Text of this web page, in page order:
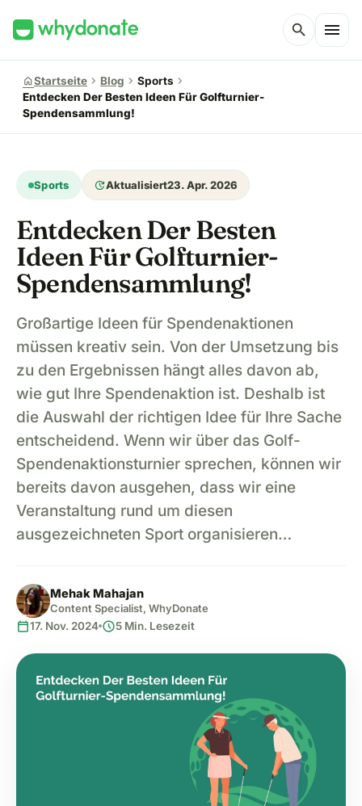
search menu
homeStartseite chevron_right Blog chevron_right Sports chevron_right
Entdecken Der Besten Ideen Für Golfturnier-
Spendensammlung!
Sports updateAktualisiert23. Apr. 2026
Entdecken Der Besten
Ideen Für Golfturnier-
Spendensammlung!
Großartige Ideen für Spendenaktionen
müssen kreativ sein. Von der Umsetzung bis
zu den Ergebnissen hängt alles davon ab,
wie gut Ihre Spendenaktion ist. Deshalb ist
die Auswahl der richtigen Idee für Ihre Sache
entscheidend. Wenn wir über das Golf-
Spendenaktionsturnier sprechen, können wir
bereits davon ausgehen, dass wir eine
Veranstaltung rund um diesen
ausgezeichneten Sport organisieren…
Mehak Mahajan
Content Specialist, WhyDonate
calendar_today17. Nov. 2024 schedule5 Min. Lesezeit